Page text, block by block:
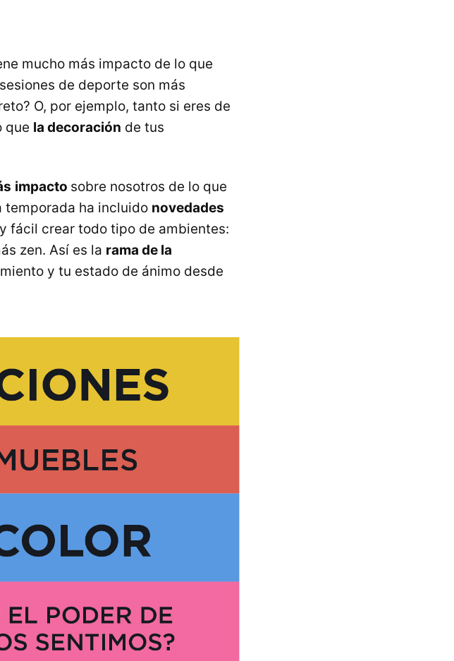
mucho más impacto de lo que
de deporte son más
O, por ejemplo, tanto si eres de
que la decoración de tus
impacto sobre nosotros de lo que
temporada ha incluido novedades
fácil crear todo tipo de ambientes:
zen. Así es la rama de la
y tu estado de ánimo desde